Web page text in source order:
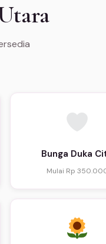
Bunga Duka
Mulai Rp